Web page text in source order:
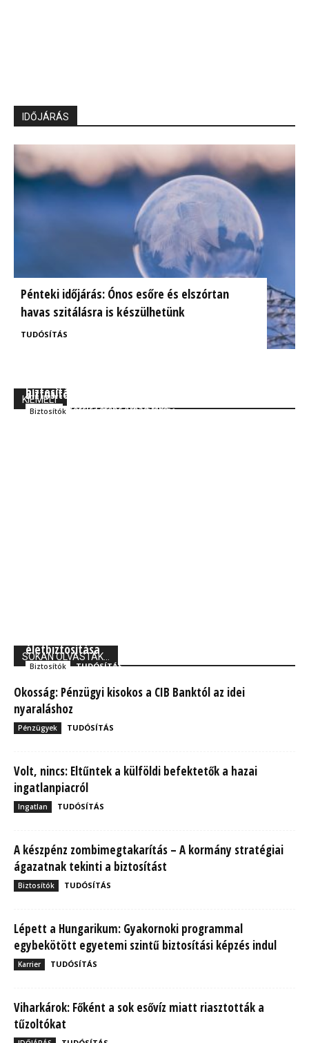
IDŐJÁRÁS
Pénteki időjárás: Ónos esőre és elszórtan
havas szitálásra is készülhetünk
TUDÓSÍTÁS
KIEMELT
biztosítás jövője!
Szakmai Kocsis Ferenc Árpád MBA
Biztosítónál
Biztosítók Kocsis Ferenc Árpád MBA
SOKAN OLVASTÁK...
életbiztosítása
Biztosítók TUDÓSÍTÁS
Okosság: Pénzügyi kisokos a CIB Banktól az idei
nyaraláshoz
Pénzügyek TUDÓSÍTÁS
Volt, nincs: Eltűntek a külföldi befektetők a hazai
ingatlanpiacról
Ingatlan TUDÓSÍTÁS
A készpénz zombimegtakarítás – A kormány stratégiai
ágazatnak tekinti a biztosítást
Biztosítók TUDÓSÍTÁS
Lépett a Hungarikum: Gyakornoki programmal
egybekötött egyetemi szintű biztosítási képzés indul
Karrier TUDÓSÍTÁS
Viharkárok: Főként a sok esővíz miatt riasztották a
tűzoltókat